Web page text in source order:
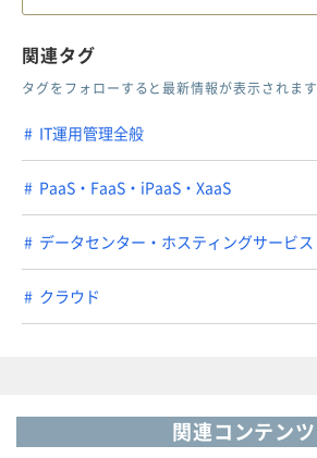
関連タグ
タグをフォローすると最新情報が表示されます
IT運用管理全般
PaaS・FaaS・iPaaS・XaaS
データセンター・ホスティングサービス
クラウド
関連コンテンツ